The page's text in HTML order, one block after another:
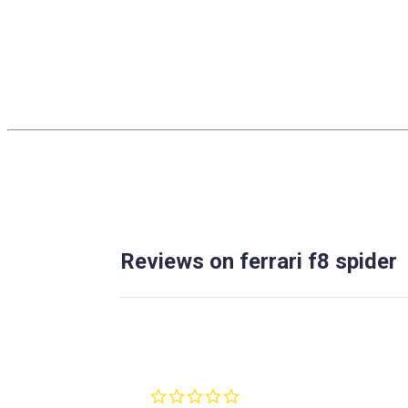
Reviews on ferrari f8 spider